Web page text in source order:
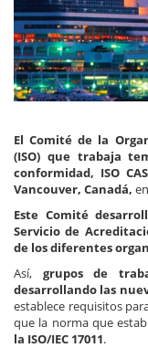
El Comité de la
(ISO) que trabaja
conformidad, ISO
Vancouver, Canadá,
Este Comité
Servicio de
de los diferentes
Así, grupos de
desarrollando las
establece requisitos
que la norma que
la ISO/IEC 17011.